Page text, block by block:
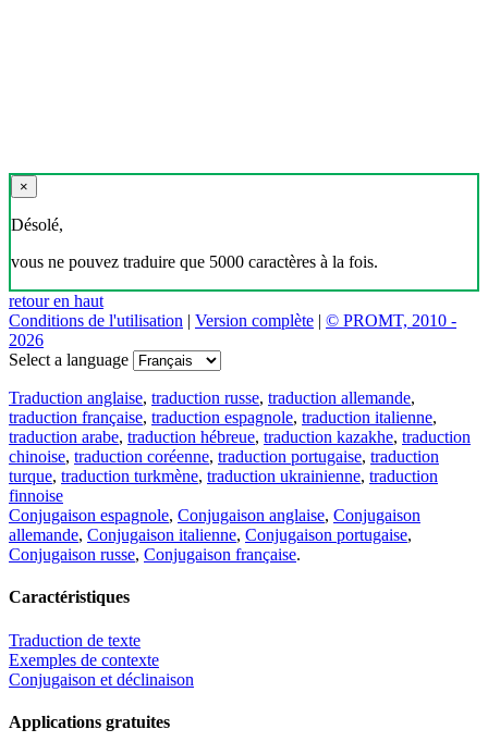
×
Désolé,
vous ne pouvez traduire que 5000 caractères à la fois.
retour en haut
Conditions de l'utilisation | Version complète | © PROMT, 2010 -
2026
Select a language
Traduction anglaise, traduction russe, traduction allemande,
traduction française, traduction espagnole, traduction italienne,
traduction arabe, traduction hébreue, traduction kazakhe, traduction
chinoise, traduction coréenne, traduction portugaise, traduction
turque, traduction turkmène, traduction ukrainienne, traduction
finnoise
Conjugaison espagnole, Conjugaison anglaise, Conjugaison
allemande, Conjugaison italienne, Conjugaison portugaise,
Conjugaison russe, Conjugaison française.
Caractéristiques
Traduction de texte
Exemples de contexte
Conjugaison et déclinaison
Applications gratuites